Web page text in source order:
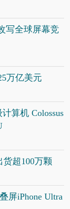
写全球屏幕竞
万亿美元
算机 Colossus
货超100万颗
屏iPhone Ultra